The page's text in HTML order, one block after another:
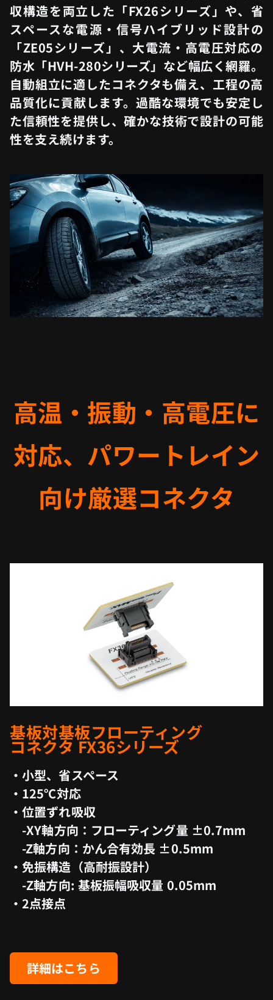
収構造を両立した「FX26シリーズ」や、省
スペースな電源・信号ハイブリッド設計の
「ZE05シリーズ」、大電流・高電圧対応の
防水「HVH-280シリーズ」など幅広く網羅。
自動組立に適したコネクタも備え、工程の高
品質化に貢献します。過酷な環境でも安定し
た信頼性を提供し、確かな技術で設計の可能
性を支え続けます。
高温・振動・高電圧に
対応、パワートレイン
向け厳選コネクタ
基板対基板フローティング
コネクタ FX36シリーズ
・小型、省スペース
・125℃対応
・位置ずれ吸収
-XY軸方向：フローティング量 ±0.7mm
-Z軸方向：かん合有効長 ±0.5mm
・免振構造（高耐振設計）
-Z軸方向: 基板振幅吸収量 0.05mm
・2点接点
詳細はこちら